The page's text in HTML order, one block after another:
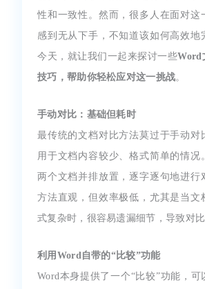
性和一致性。然而，很多人在面对这
感到无从下手，不知道该如何高效地
今天，就让我们一起来探讨一些Word
技巧，帮助你轻松应对这一挑战。
手动对比：基础但耗时
最传统的文档对比方法莫过于手动对
用于文档内容较少、格式简单的情况
两个文档并排放置，逐字逐句地进行
方法直观，但效率极低，尤其是当文
式复杂时，很容易遗漏细节，导致对比
利用Word自带的“比较”功能
Word本身提供了一个“比较”功能，